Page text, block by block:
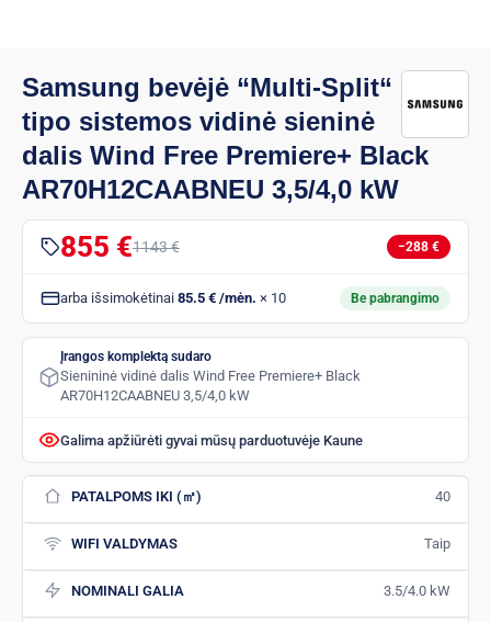
Samsung bevėjė “Multi-Split“
tipo sistemos vidinė sieninė
dalis Wind Free Premiere+ Black
AR70H12CAABNEU 3,5/4,0 kW
855 €1143 € −288 €
arba išsimokėtinai 85.5 € /mėn. × 10 Be pabrangimo
Įrangos komplektą sudaro
Sienininė vidinė dalis Wind Free Premiere+ Black
AR70H12CAABNEU 3,5/4,0 kW
Galima apžiūrėti gyvai mūsų parduotuvėje Kaune
PATALPOMS IKI (㎡) 40
WIFI VALDYMAS Taip
NOMINALI GALIA 3.5/4.0 kW